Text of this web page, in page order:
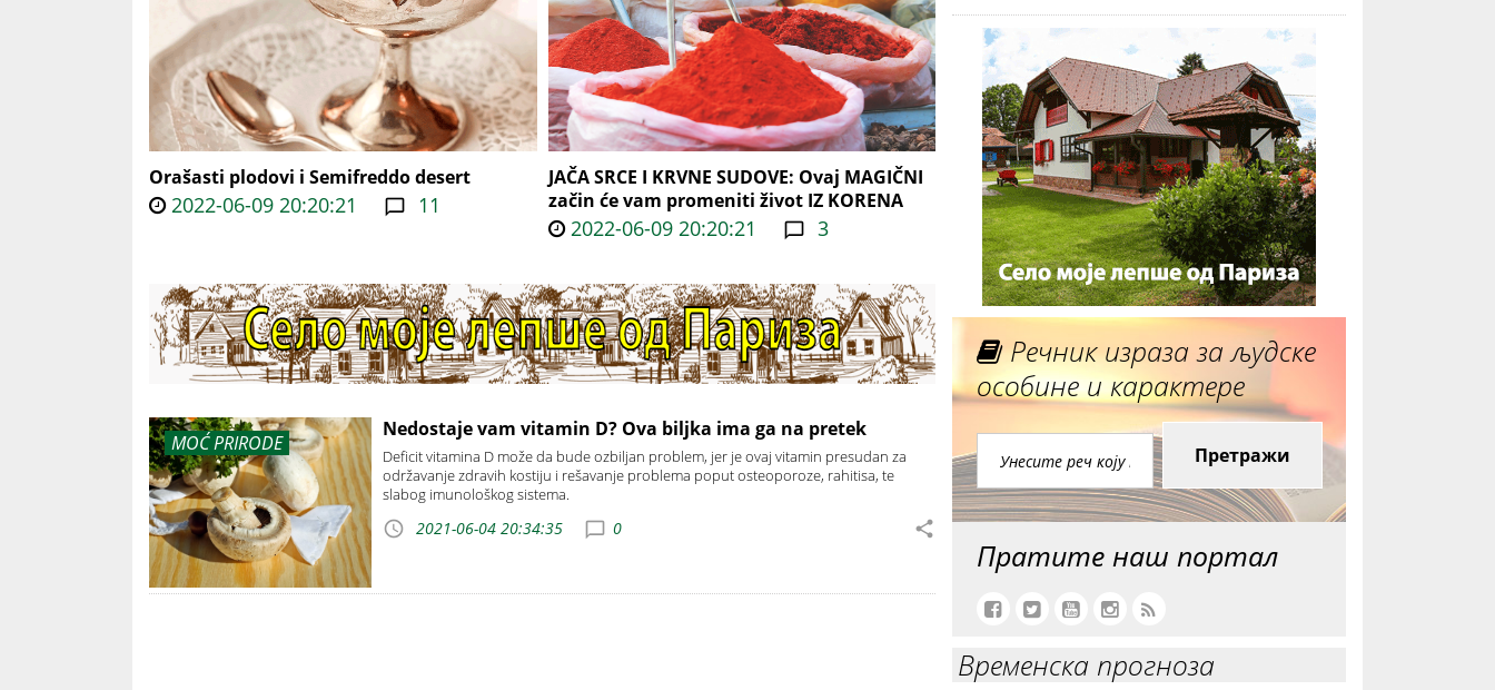
Orašasti plodovi i Semifreddo desert
2022-06-09 20:20:21 11
JAČA SRCE I KRVNE SUDOVE: Ovaj MAGIČNI
začin će vam promeniti život IZ KORENA
2022-06-09 20:20:21 3
MOĆ PRIRODE
Nedostaje vam vitamin D? Ova biljka ima ga na pretek
Deficit vitamina D može da bude ozbiljan problem, jer je ovaj vitamin presudan za
održavanje zdravih kostiju i rešavanje problema poput osteoporoze, rahitisa, te
slabog imunološkog sistema.
2021-06-04 20:34:35 0
Речник израза за људске
особине и карактере
Претражи
Пратите наш портал
Временска прогноза